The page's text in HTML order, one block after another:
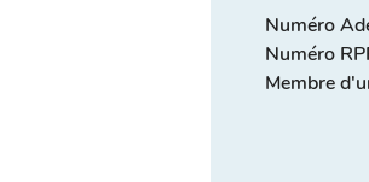
Numéro
Numéro
Membre